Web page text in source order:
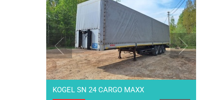
KOGEL SN 24 CARGO MAXX